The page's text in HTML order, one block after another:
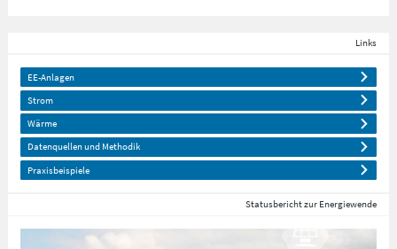
Links
EE-Anlagen
Strom
Wärme
Datenquellen und Methodik
Praxisbeispiele
Statusbericht zur Energiewende